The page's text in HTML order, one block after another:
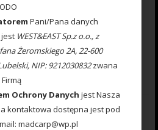
gr.
Feeder ROMMY 40 gr.
Pani/Pana danych
WEST&EAST Sp.z o.o., z
Żeromskiego 2A, 22-600
NIP: 9212030832zwana
Ochrony Danych jest Nasza
kontaktowa dostępna jest pod
madcarp@wp.pl